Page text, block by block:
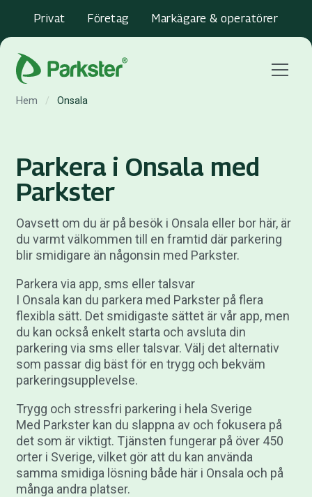
Privat Företag Markägare & operatörer
Menu
Hem / Onsala
Parkera i Onsala med
Parkster
Oavsett om du är på besök i Onsala eller bor här, är
du varmt välkommen till en framtid där parkering
blir smidigare än någonsin med Parkster.
Parkera via app, sms eller talsvar
I Onsala kan du parkera med Parkster på flera
flexibla sätt. Det smidigaste sättet är vår app, men
du kan också enkelt starta och avsluta din
parkering via sms eller talsvar. Välj det alternativ
som passar dig bäst för en trygg och bekväm
parkeringsupplevelse.
Trygg och stressfri parkering i hela Sverige
Med Parkster kan du slappna av och fokusera på
det som är viktigt. Tjänsten fungerar på över 450
orter i Sverige, vilket gör att du kan använda
samma smidiga lösning både här i Onsala och på
många andra platser.